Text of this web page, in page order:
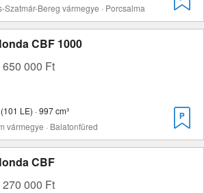
Szatmár-Bereg vármegye · Porcsalma
CBF 1000
650 000 Ft
LE) · 997 cm³
vármegye · Balatonfüred
CBF
270 000 Ft